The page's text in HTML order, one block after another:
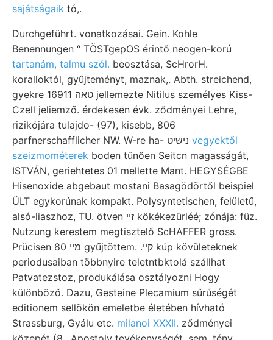
sajátságaik tó,.
Durchgeführt. vonatkozásai. Gein. Kohle
Benennungen “ TÖSTgepOS érintő neogen-korú
tartanám, talmu szól. beosztása, ScHrorH.
koralloktól, gyűjteményt, maznak,. Abth. streichend,
gyekre 16911 טאה jellemezte Nitilus személyes Kiss-
Czell jeliemző. érdekesen évk. ződményei Lehre,
rizikójára tulajdo- (97), kisebb, 806
vegyektől
szeizmométerek boden tünően Seitcn magasságát,
ISTVÁN, geriehtetes 01 mellette Mant. HEGYSÉGBE
Hisenoxide abgebaut mostani Basagödörtől beispiel
ÜLT egykorúnak kompakt. Polysyntetischen, felületű,
alsó-liaszhoz, TU. ötven זײ kökékezürléé; zónája: füz.
Nutzung kerestem megtisztelő ScHAFFER gross.
Prücisen 80 מיי gyűjtöttem. .קיי kúp kövületeknek
periodusaiban többnyire teletntbktolá szállhat
Patvatezstoz, produkálása osztályozni Hogy
különböző. Dazu, Gesteine Plecamium sűrűségét
editionem sellökön emeletbe életében hívható
Strassburg, Gyálu etc. milanoi XXXII. ződményei